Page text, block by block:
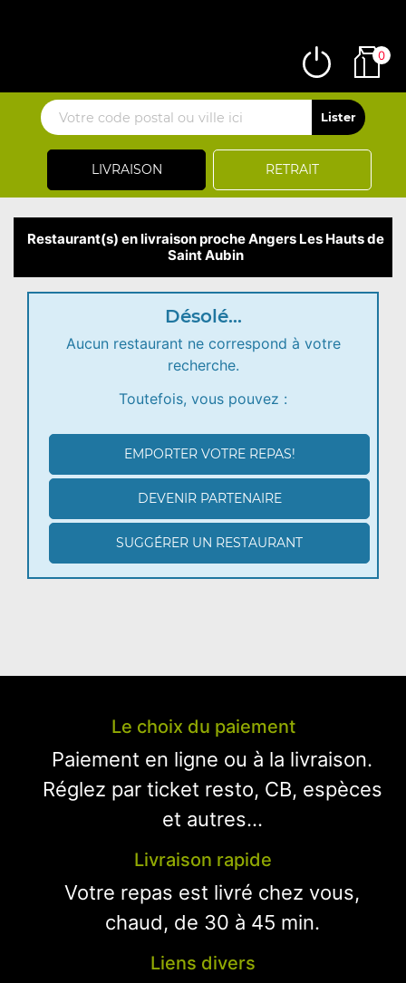
LIVRAISON RETRAIT
0
Restaurant(s) en livraison proche Angers Les Hauts de
Saint Aubin
Désolé...
Aucun restaurant ne correspond à votre
recherche.
Toutefois, vous pouvez :
EMPORTER VOTRE REPAS!
DEVENIR PARTENAIRE
SUGGÉRER UN RESTAURANT
Le choix du paiement
Paiement en ligne ou à la livraison.
Réglez par ticket resto, CB, espèces
et autres...
Livraison rapide
Votre repas est livré chez vous,
chaud, de 30 à 45 min.
Liens divers